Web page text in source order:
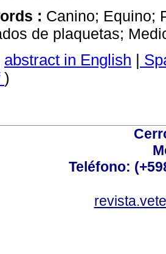
: Canino; Equino;
de plaquetas;
abstract in English |
)
Teléfono: